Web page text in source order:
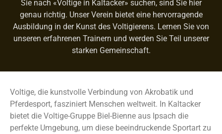
Sie nach «Voltige in Kaltacker» suchen, sind Sie hier
genau richtig. Unser Verein bietet eine hervorragende
Ausbildung in der Kunst des Voltigierens. Lernen Sie von
unseren erfahrenen Trainern und werden Sie Teil unserer
starken Gemeinschaft.
Voltige, die kunstvolle Verbindung von Akrobatik und
Pferdesport, fasziniert Menschen weltweit. In Kaltacker
bietet die Voltige-Gruppe Biel-Bienne aus Ipsach die
perfekte Umgebung, um diese beeindruckende Sportart zu